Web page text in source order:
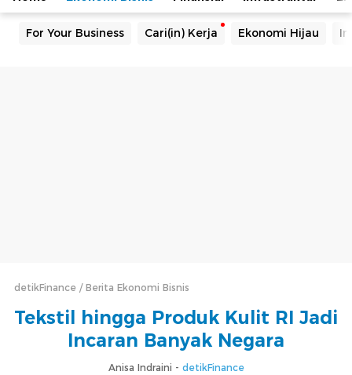
For Your Business Cari(in) Kerja Ekonomi Hijau
detikFinance Berita Ekonomi Bisnis
Tekstil hingga Produk Kulit RI Jadi
Incaran Banyak Negara
Anisa Indraini - detikFinance